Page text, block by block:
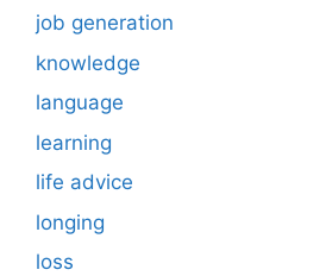
job generation
knowledge
language
learning
life advice
longing
loss